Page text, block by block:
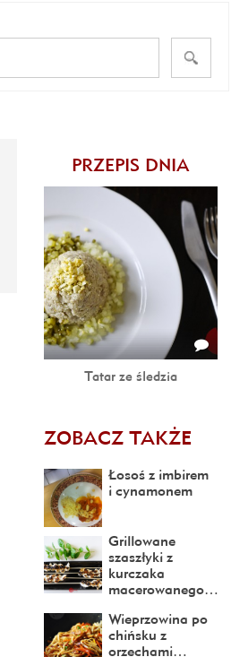
PRZEPIS DNIA
Tatar ze śledzia
ZOBACZ TAKŻE
Łosoś z imbirem
i cynamonem
Grillowane
szaszłyki z
kurczaka
macerowanego…
Wieprzowina po
chińsku z
orzechami…